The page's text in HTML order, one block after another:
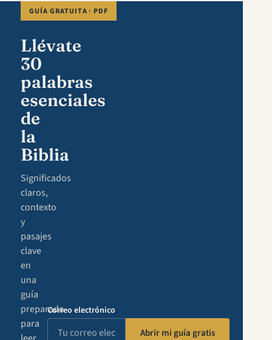
GUÍA GRATUITA · PDF
Llévate
30
palabras
esenciales
de
la
Biblia
Significados
claros,
contexto
y
pasajes
clave
en
una
guía
preparada
para
Correo electrónico
Abrir mi guía gratis